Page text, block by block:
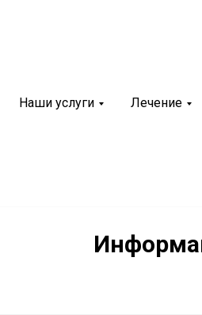
Наши услуги Лечение